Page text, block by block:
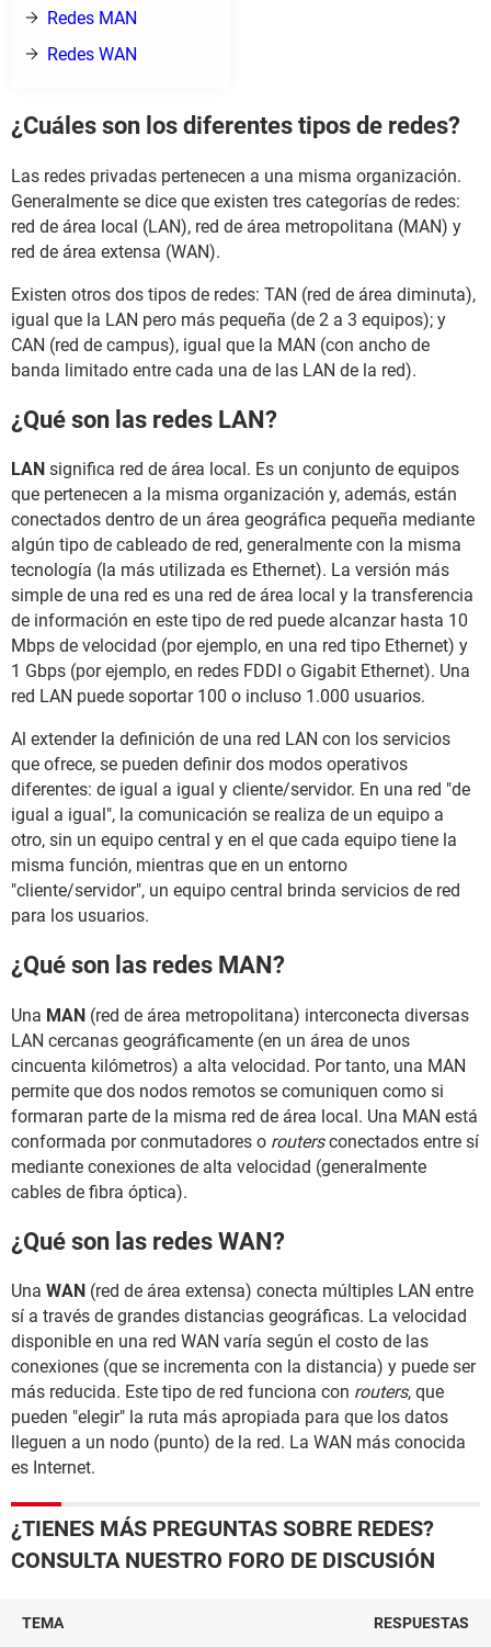
Redes MAN
Redes WAN
¿Cuáles son los diferentes tipos de redes?
Las redes privadas pertenecen a una misma organización.
Generalmente se dice que existen tres categorías de redes:
red de área local (LAN), red de área metropolitana (MAN) y
red de área extensa (WAN).
Existen otros dos tipos de redes: TAN (red de área diminuta),
igual que la LAN pero más pequeña (de 2 a 3 equipos); y
CAN (red de campus), igual que la MAN (con ancho de
banda limitado entre cada una de las LAN de la red).
¿Qué son las redes LAN?
LAN significa red de área local. Es un conjunto de equipos
que pertenecen a la misma organización y, además, están
conectados dentro de un área geográfica pequeña mediante
algún tipo de cableado de red, generalmente con la misma
tecnología (la más utilizada es Ethernet). La versión más
simple de una red es una red de área local y la transferencia
de información en este tipo de red puede alcanzar hasta 10
Mbps de velocidad (por ejemplo, en una red tipo Ethernet) y
1 Gbps (por ejemplo, en redes FDDI o Gigabit Ethernet). Una
red LAN puede soportar 100 o incluso 1.000 usuarios.
Al extender la definición de una red LAN con los servicios
que ofrece, se pueden definir dos modos operativos
diferentes: de igual a igual y cliente/servidor. En una red "de
igual a igual", la comunicación se realiza de un equipo a
otro, sin un equipo central y en el que cada equipo tiene la
misma función, mientras que en un entorno
"cliente/servidor", un equipo central brinda servicios de red
para los usuarios.
¿Qué son las redes MAN?
Una MAN (red de área metropolitana) interconecta diversas
LAN cercanas geográficamente (en un área de unos
cincuenta kilómetros) a alta velocidad. Por tanto, una MAN
permite que dos nodos remotos se comuniquen como si
formaran parte de la misma red de área local. Una MAN está
conformada por conmutadores o routersconectados entre sí
mediante conexiones de alta velocidad (generalmente
cables de fibra óptica).
¿Qué son las redes WAN?
Una WAN (red de área extensa) conecta múltiples LAN entre
sí a través de grandes distancias geográficas. La velocidad
disponible en una red WAN varía según el costo de las
conexiones (que se incrementa con la distancia) y puede ser
más reducida. Este tipo de red funciona con routers, que
pueden "elegir" la ruta más apropiada para que los datos
lleguen a un nodo (punto) de la red. La WAN más conocida
es Internet.
¿TIENES MÁS PREGUNTAS SOBRE REDES?
CONSULTA NUESTRO FORO DE DISCUSIÓN
TEMA RESPUESTAS